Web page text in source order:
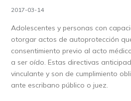
2017-03-14
Adolescentes y personas con
otorgar actos de autoprotección
consentimiento previo al acto
a ser oído. Estas directivas
vinculante y son de cumplimiento
ante escribano público o juez.